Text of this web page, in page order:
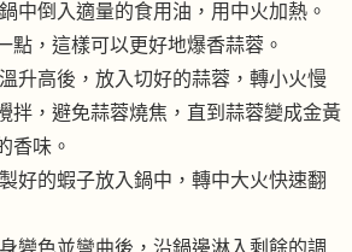
中倒入適量的食用油，用中火加熱。
點，這樣可以更好地爆香蒜蓉。
升高後，放入切好的蒜蓉，轉小火慢
拌，避免蒜蓉燒焦，直到蒜蓉變成金黃
香味。
好的蝦子放入鍋中，轉中大火快速翻